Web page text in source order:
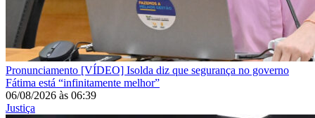
Pronunciamento [VÍDEO] Isolda diz que segurança no governo
Fátima está “infinitamente melhor”
06/08/2026 às 06:39
Justiça